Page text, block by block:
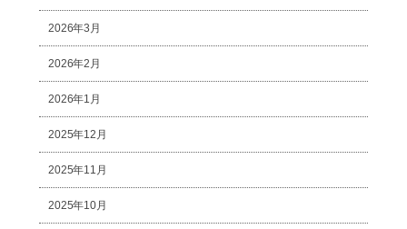
2026年3月
2026年2月
2026年1月
2025年12月
2025年11月
2025年10月